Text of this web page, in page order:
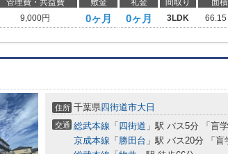
管理費・共益費 敷金 礼金 間取り 面積
9,000円 0ヶ月 0ヶ月 3LDK 66.15
住所 千葉県四街道市大日
交通 総武本線 「 四街道 」駅 バス5分 「盲
京成本線 「 勝田台 」駅 バス20分 「